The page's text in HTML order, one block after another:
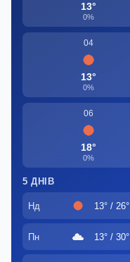
13°
0%
04
13°
0%
06
18°
0%
5 ДНІВ
Нд 13° / 26°
Пн 13° / 30°